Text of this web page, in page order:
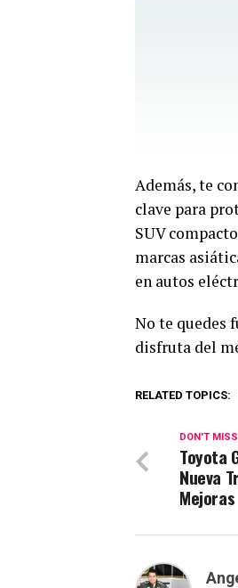
Además, te
clave para
SUV
marcas
en autos
No te quedes
disfruta del
RELATED TOPICS:
DON'T MISS
Toyota
Nueva
Mejoras